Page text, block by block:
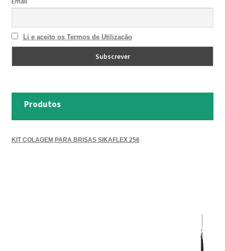
Li e aceito os Termos de Utilização
Produtos
KIT COLAGEM PARA BRISAS SIKAFLEX 256